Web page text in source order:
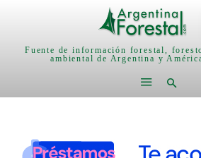
Fuente de información forestal,
ambiental de Argentina y